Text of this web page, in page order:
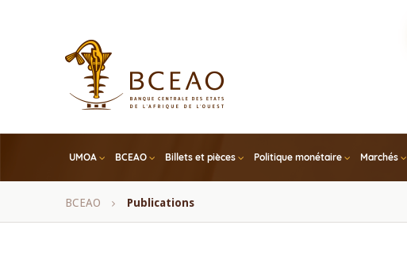
UMOA BCEAO Billets et pièces Politique monétaire Marchés
Fil
BCEAO Publications